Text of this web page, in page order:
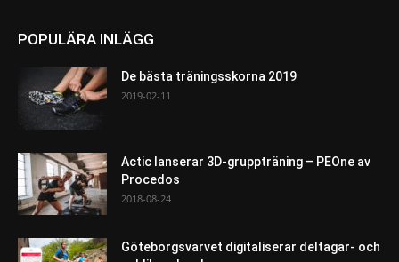
POPULÄRA INLÄGG
De bästa träningsskorna 2019
2019-02-11
Actic lanserar 3D-gruppträning – PEOne av
Procedos
2018-08-24
Göteborgsvarvet digitaliserar deltagar- och